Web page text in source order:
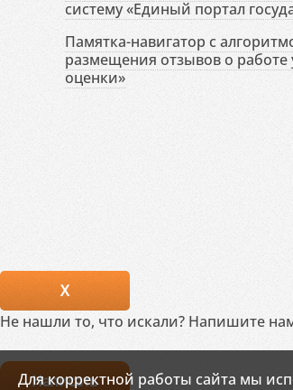
систему «Единый портал
Памятка-навигатор с
размещения отзывов о
оценки»
Для корректной работы сайта мы
X
Не нашли то, что искали? Напишите
Написать